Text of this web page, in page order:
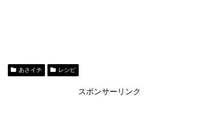
あさイチ レシピ
スポンサーリンク